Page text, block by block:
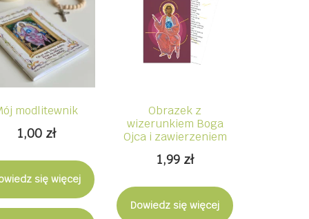
modlitewnik
1,00 zł
się więcej
Obrazek z
wizerunkiem Boga
Ojca i zawierzeniem
1,99 zł
Dowiedz się więcej